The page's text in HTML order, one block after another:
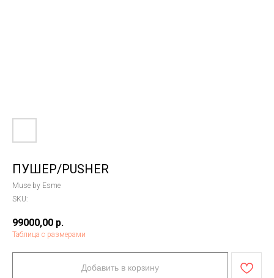
ПУШЕР/PUSHER
Muse by Esme
SKU:
99000,00 р.
Таблица с размерами
Добавить в корзину